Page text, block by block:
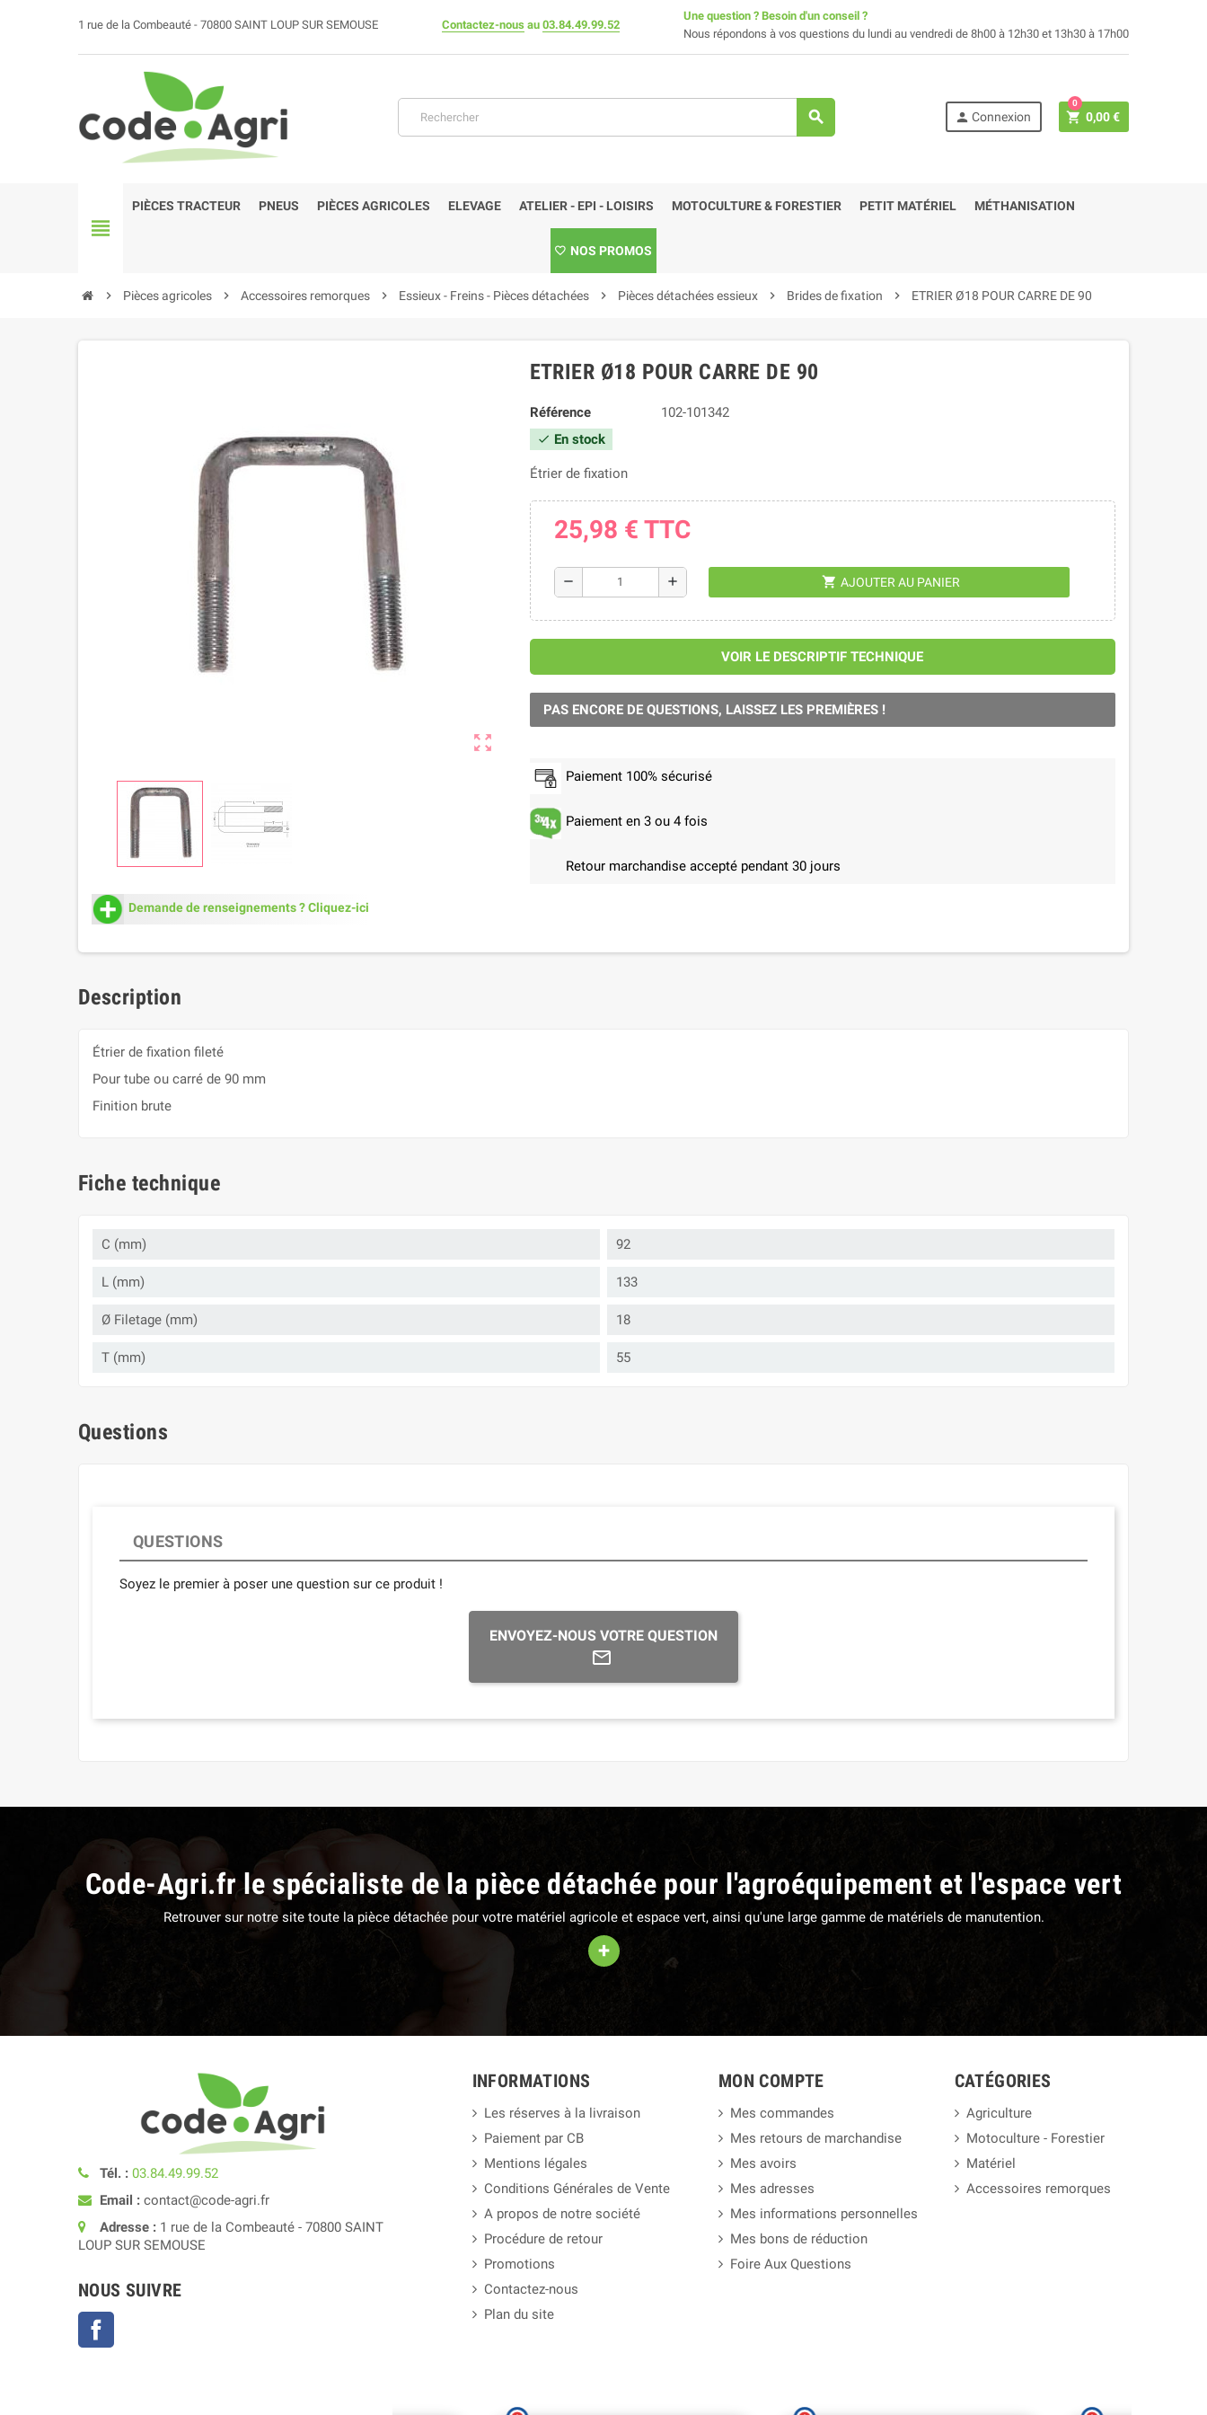
1 rue de la Combeauté - 70800 SAINT LOUP SUR SEMOUSE Contactez-nous au 03.84.49.99.52
Une question ? Besoin d'un conseil ?
Nous répondons à vos questions du lundi au vendredi de 8h00 à 12h30 et 13h30 à 17h00
search person Connexion shopping_cart 0,00 €
0
view_headline
PIÈCES TRACTEUR PNEUS PIÈCES AGRICOLES ELEVAGE ATELIER - EPI - LOISIRS MOTOCULTURE & FORESTIER PETIT MATÉRIEL MÉTHANISATION
NOS PROMOS
chevron_right Pièces agricoles chevron_right Accessoires remorques chevron_right Essieux - Freins - Pièces détachées chevron_right Pièces détachées essieux chevron_right Brides de fixation chevron_right ETRIER Ø18 POUR CARRE DE 90
zoom_out_map
Demande de renseignements ? Cliquez-ici
ETRIER Ø18 POUR CARRE DE 90
Référence 102-101342
check En stock
Étrier de fixation
25,98 € TTC
remove add shopping_cart AJOUTER AU PANIER
VOIR LE DESCRIPTIF TECHNIQUE
PAS ENCORE DE QUESTIONS, LAISSEZ LES PREMIÈRES !
Paiement 100% sécurisé
Paiement en 3 ou 4 fois
Retour marchandise accepté pendant 30 jours
Description
Étrier de fixation fileté
Pour tube ou carré de 90 mm
Finition brute
Fiche technique
C (mm) 92
L (mm) 133
Ø Filetage (mm) 18
T (mm) 55
Questions
QUESTIONS
Soyez le premier à poser une question sur ce produit !
ENVOYEZ-NOUS VOTRE QUESTION
Code-Agri.fr le spécialiste de la pièce détachée pour l'agroéquipement et l'espace vert
Retrouver sur notre site toute la pièce détachée pour votre matériel agricole et espace vert, ainsi qu'une large gamme de matériels de manutention.
+
Tél. : 03.84.49.99.52
Email : contact@code-agri.fr
Adresse : 1 rue de la Combeauté - 70800 SAINT
LOUP SUR SEMOUSE
NOUS SUIVRE
INFORMATIONS
Les réserves à la livraison
Paiement par CB
Mentions légales
Conditions Générales de Vente
A propos de notre société
Procédure de retour
Promotions
Contactez-nous
Plan du site
MON COMPTE
Mes commandes
Mes retours de marchandise
Mes avoirs
Mes adresses
Mes informations personnelles
Mes bons de réduction
Foire Aux Questions
CATÉGORIES
Agriculture
Motoculture - Forestier
Matériel
Accessoires remorques